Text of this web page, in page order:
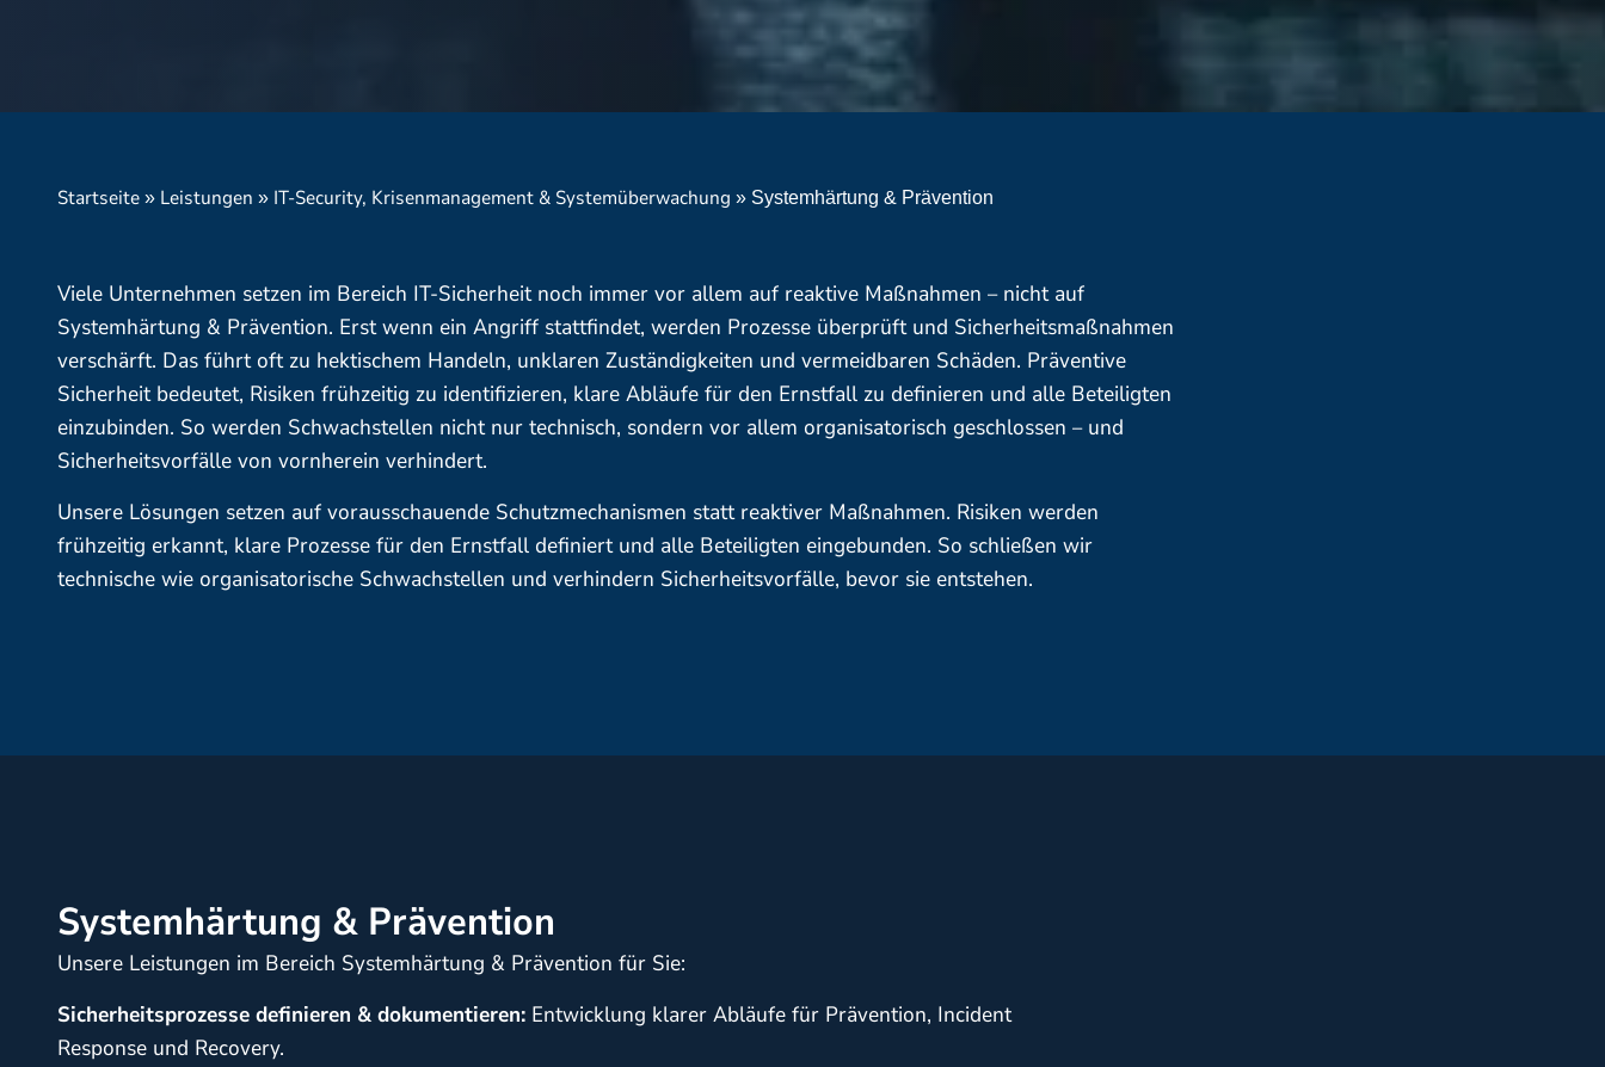
Startseite » Leistungen » IT-Security, Krisenmanagement & Systemüberwachung » Systemhärtung & Prävention
Viele Unternehmen setzen im Bereich IT-Sicherheit noch immer vor allem auf reaktive Maßnahmen – nicht auf
Systemhärtung & Prävention. Erst wenn ein Angriff stattfindet, werden Prozesse überprüft und Sicherheitsmaßnahmen
verschärft. Das führt oft zu hektischem Handeln, unklaren Zuständigkeiten und vermeidbaren Schäden. Präventive
Sicherheit bedeutet, Risiken frühzeitig zu identifizieren, klare Abläufe für den Ernstfall zu definieren und alle Beteiligten
einzubinden. So werden Schwachstellen nicht nur technisch, sondern vor allem organisatorisch geschlossen – und
Sicherheitsvorfälle von vornherein verhindert.
Unsere Lösungen setzen auf vorausschauende Schutzmechanismen statt reaktiver Maßnahmen. Risiken werden
frühzeitig erkannt, klare Prozesse für den Ernstfall definiert und alle Beteiligten eingebunden. So schließen wir
technische wie organisatorische Schwachstellen und verhindern Sicherheitsvorfälle, bevor sie entstehen.
Systemhärtung & Prävention
Unsere Leistungen im Bereich Systemhärtung & Prävention für Sie:
Sicherheitsprozesse definieren & dokumentieren: Entwicklung klarer Abläufe für Prävention, Incident
Response und Recovery.